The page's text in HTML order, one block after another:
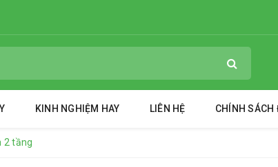
KINH NGHIỆM HAY LIÊN HỆ CHÍNH SÁCH
2 tầng